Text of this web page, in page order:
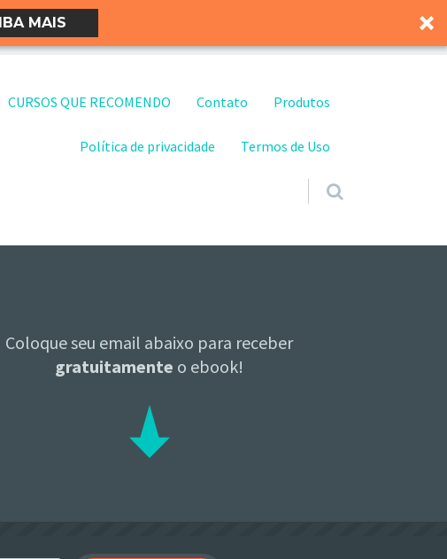
MAIS
CURSOS QUE RECOMENDO Contato Produtos
Política de privacidade Termos de Uso
Coloque seu email abaixo para receber
gratuitamente o ebook!